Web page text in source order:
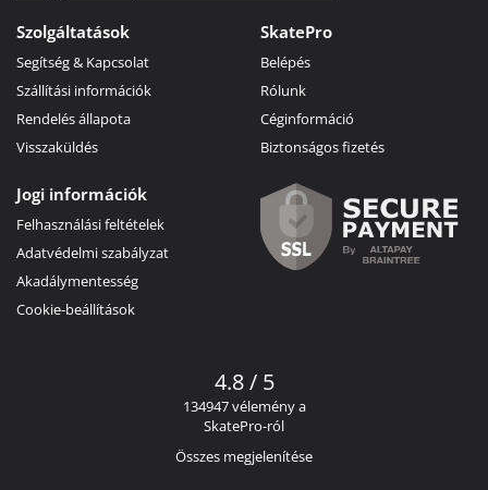
Szolgáltatások
Segítség & Kapcsolat
Szállítási információk
Rendelés állapota
Visszaküldés
SkatePro
Belépés
Rólunk
Céginformáció
Biztonságos fizetés
Jogi információk
Felhasználási feltételek
Adatvédelmi szabályzat
Akadálymentesség
Cookie-beállítások
4.8 / 5
134947 vélemény a
SkatePro-ról
Összes megjelenítése